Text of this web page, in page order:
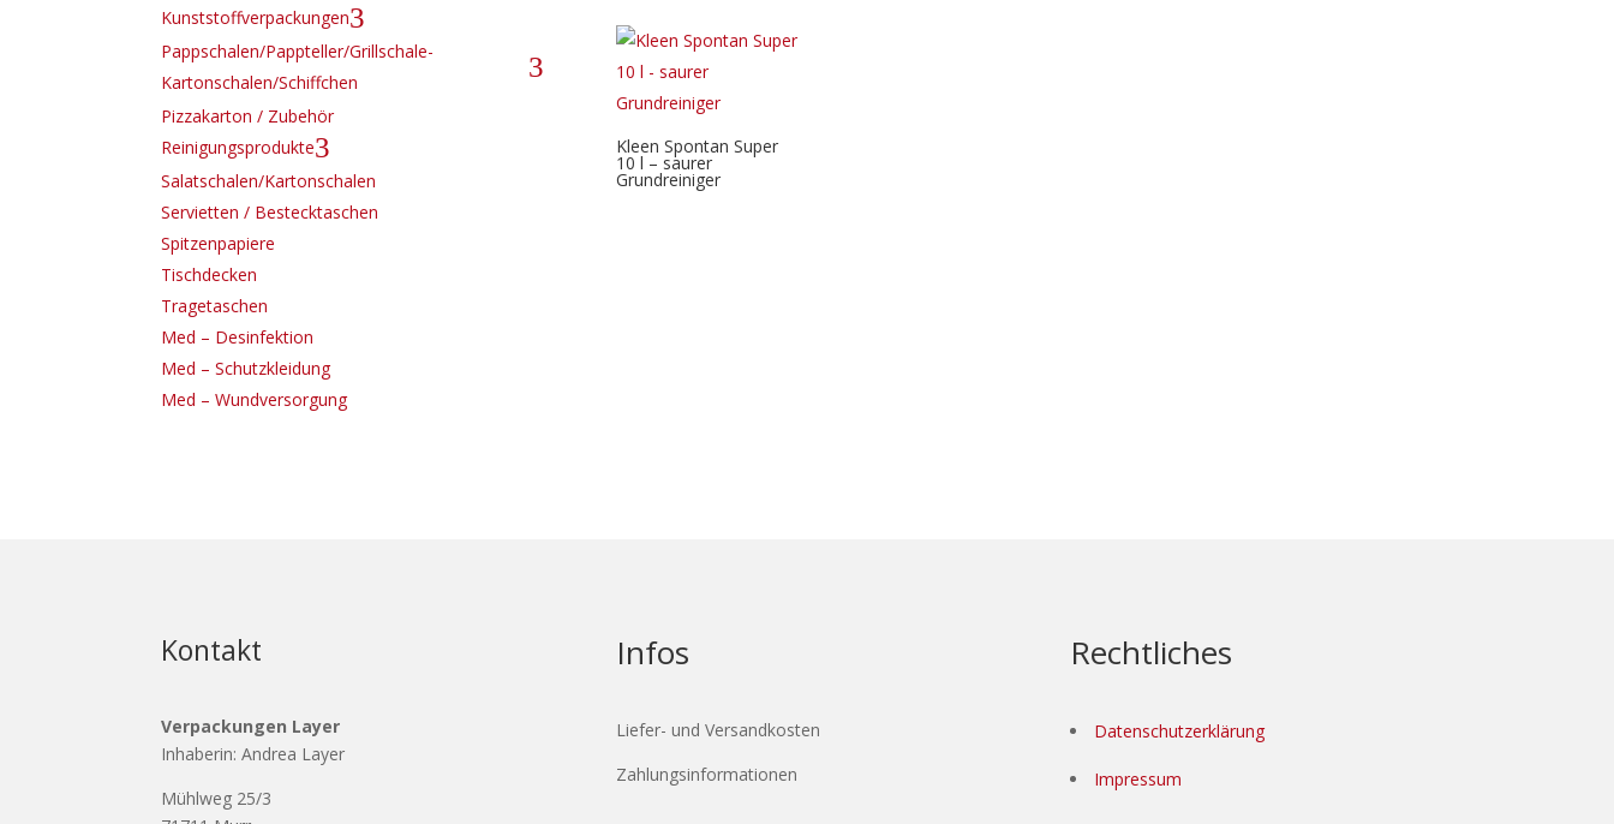
Kunststoffverpackungen3
Pappschalen/Pappteller/Grillschale-
Kartonschalen/Schiffchen
3
Pizzakarton / Zubehör
Reinigungsprodukte3
Salatschalen/Kartonschalen
Servietten / Bestecktaschen
Spitzenpapiere
Tischdecken
Tragetaschen
Med – Desinfektion
Med – Schutzkleidung
Med – Wundversorgung
Kleen Spontan Super
10 l – saurer
Grundreiniger
Kontakt
Verpackungen Layer
Inhaberin: Andrea Layer
Mühlweg 25/3
Infos
Liefer- und Versandkosten
Zahlungsinformationen
Rechtliches
Datenschutzerklärung
Impressum